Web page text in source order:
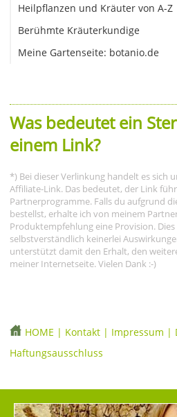
Heilpflanzen und Kräuter von A-Z
Berühmte Kräuterkundige
Meine Gartenseite: botanio.de
Was bedeutet ein
einem Link?
*) Bei dieser Verlinkung handelt es sich
Affiliate-Link. Das bedeutet, der Link
Partnerprogramme. Falls du aufgrund
bestellst, erhalte ich von meinem
Produktempfehlung eine Provision.
selbstverständlich keinerlei
unterstützt damit den Erhalt, den
meiner Internetseite. Vielen Dank :-)
HOME | Kontakt | Impressum |
Haftungsausschluss